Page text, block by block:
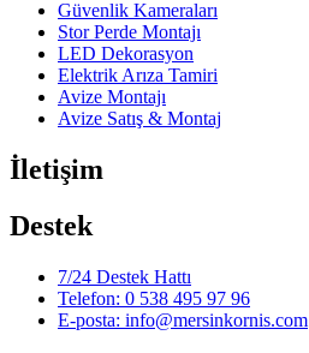
Güvenlik Kameraları
Stor Perde Montajı
LED Dekorasyon
Elektrik Arıza Tamiri
Avize Montajı
Avize Satış & Montaj
İletişim
Destek
7/24 Destek Hattı
Telefon: 0 538 495 97 96
E-posta: info@mersinkornis.com